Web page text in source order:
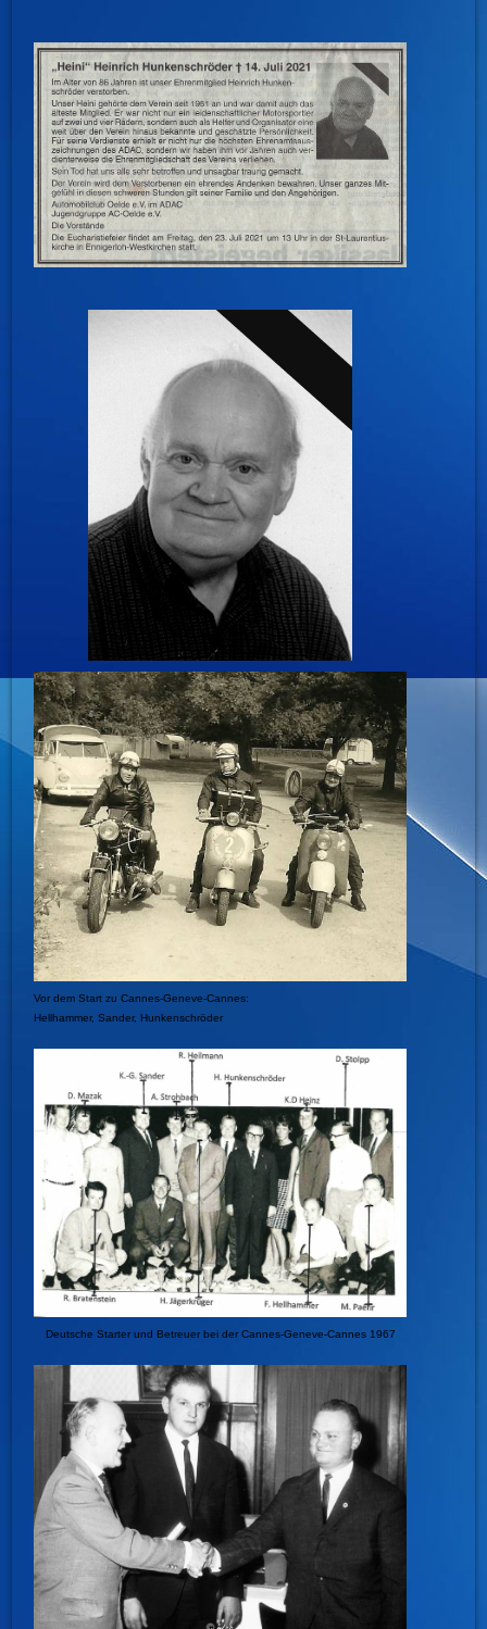
Vor dem Start zu Cannes-Geneve-Cannes:
Hellhammer, Sander, Hunkenschröder
Deutsche Starter und Betreuer bei der Cannes-Geneve-Cannes 1967